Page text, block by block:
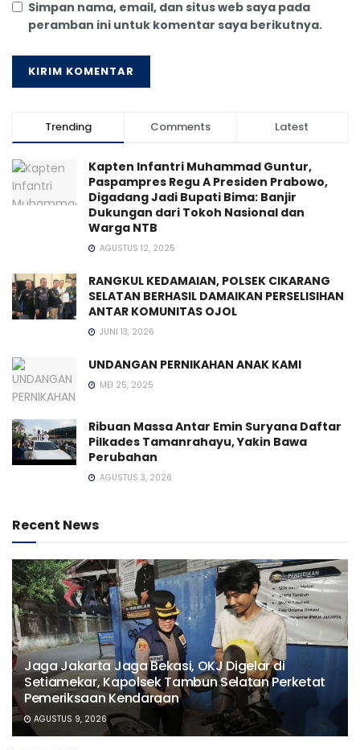
Simpan nama, email, dan situs web saya pada
peramban ini untuk komentar saya berikutnya.
Trending Comments Latest
Kapten Infantri Muhammad Guntur,
Paspampres Regu A Presiden Prabowo,
Digadang Jadi Bupati Bima: Banjir
Dukungan dari Tokoh Nasional dan
Warga NTB
AGUSTUS 12, 2025
RANGKUL KEDAMAIAN, POLSEK CIKARANG
SELATAN BERHASIL DAMAIKAN PERSELISIHAN
ANTAR KOMUNITAS OJOL
JUNI 13, 2026
UNDANGAN PERNIKAHAN ANAK KAMI
MEI 25, 2025
Ribuan Massa Antar Emin Suryana Daftar
Pilkades Tamanrahayu, Yakin Bawa
Perubahan
AGUSTUS 3, 2026
Recent News
Jaga Jakarta Jaga Bekasi, OKJ Digelar di
Setiamekar, Kapolsek Tambun Selatan Perketat
Pemeriksaan Kendaraan
AGUSTUS 9, 2026